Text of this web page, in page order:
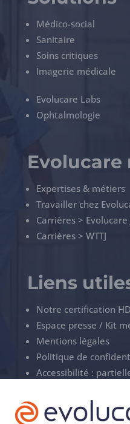
Médico-social
Sanitaire
Soins critiques
Imagerie médicale
Evolucare Labs
Ophtalmologie
Evolucare
Expertises & métiers
Travailler chez
Carrières > Evolucare
Carrières > WTTJ
Liens
Notre certification
Espace presse / Kit
Mentions légales
Politique de
Accessibilité :
ECS Support